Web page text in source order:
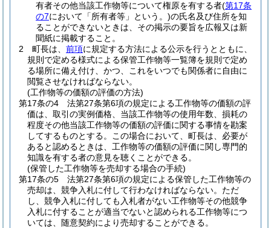
有者その他当該工作物等について権原を有する者(第17条
の7において「所有者等」という。)の氏名及び住所を知
ることができないときは、その掲示の要旨を広報又は新
聞紙に掲載すること。
2
町長は、 前項に規定する方法による公示を行うとともに、
規則で定める様式による保管工作物等一覧簿を規則で定め
る場所に備え付け、かつ、これをいつでも関係者に自由に
閲覧させなければならない。
(工作物等の価額の評価の方法)
第17条の4
法第27条第6項の規定による工作物等の価額の評
価は、取引の実例価格、当該工作物等の使用年数、損耗の
程度その他当該工作物等の価額の評価に関する事情を勘案
してするものとする。
この場合において、町長は、必要が
あると認めるときは、工作物等の価額の評価に関し専門的
知識を有する者の意見を聴くことができる。
(保管した工作物等を売却する場合の手続)
第17条の5
法第27条第6項の規定による保管した工作物等の
売却は、競争入札に付して行わなければならない。 ただ
し、競争入札に付しても入札者がない工作物等その他競争
入札に付することが適当でないと認められる工作物等につ
いては、随意契約により売却することができる。